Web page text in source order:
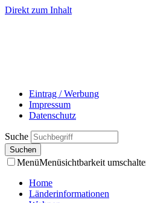
Direkt zum Inhalt
Eintrag / Werbung
Impressum
Datenschutz
Suche
MenüMenüsichtbarkeit
Home
Länderinformationen